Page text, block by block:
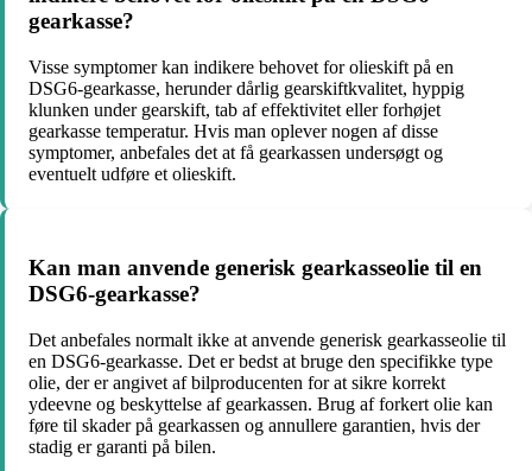
gearkasse?
Visse symptomer kan indikere behovet for olieskift på en
DSG6-gearkasse, herunder dårlig gearskiftkvalitet, hyppig
klunken under gearskift, tab af effektivitet eller forhøjet
gearkasse temperatur. Hvis man oplever nogen af disse
symptomer, anbefales det at få gearkassen undersøgt og
eventuelt udføre et olieskift.
Kan man anvende generisk gearkasseolie til en
DSG6-gearkasse?
Det anbefales normalt ikke at anvende generisk gearkasseolie til
en DSG6-gearkasse. Det er bedst at bruge den specifikke type
olie, der er angivet af bilproducenten for at sikre korrekt
ydeevne og beskyttelse af gearkassen. Brug af forkert olie kan
føre til skader på gearkassen og annullere garantien, hvis der
stadig er garanti på bilen.